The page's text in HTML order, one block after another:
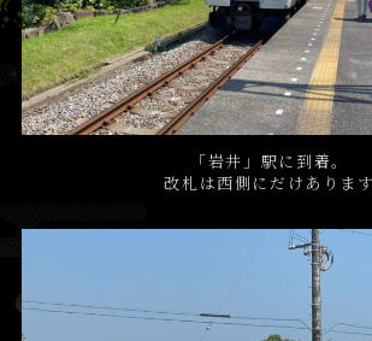
「岩井」駅に到着。
改札は西側にだけあります